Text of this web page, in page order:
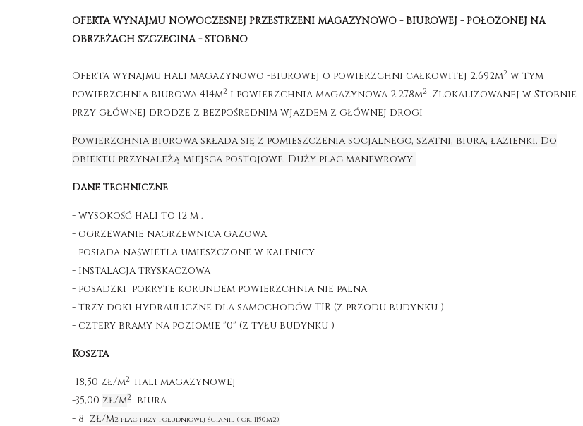
OFERTA WYNAJMU NOWOCZESNEJ PRZESTRZENI MAGAZYNOWO - BIUROWEJ - POŁOŻONEJ NA
OBRZEŻACH SZCZECINA - STOBNO
Oferta wynajmu hali magazynowo -biurowej o powierzchni całkowitej 2.692m2 w tym
powierzchnia biurowa 414m2 i powierzchnia magazynowa 2.278m2 .Zlokalizowanej w Stobnie
przy głównej drodze z bezpośrednim wjazdem z głównej drogi
Powierzchnia biurowa składa się z pomieszczenia socjalnego, szatni, biura, łazienki. Do
obiektu przynależą miejsca postojowe. Duży plac manewrowy
Dane techniczne
- wysokość hali to 12 m .
- ogrzewanie nagrzewnica gazowa
- posiada naświetla umieszczone w kalenicy
- instalacja tryskaczowa
- posadzki pokryte korundem powierzchnia nie palna
- trzy doki hydrauliczne dla samochodów TIR (z przodu budynku )
- cztery bramy na poziomie "0" (z tyłu budynku )
Koszta
-18,50 zł/m2 hali magazynowej
-35,00 zł/m2
biura
- 8 zł/m2 plac przy południowej ścianie ( ok. 1150m2)